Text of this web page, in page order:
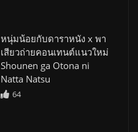
หนุ่มน้อยกับดาราหนัง x พา
เสียวถ่ายคอนเทนต์แนวใหม่
Shounen ga Otona ni
Natta Natsu
64